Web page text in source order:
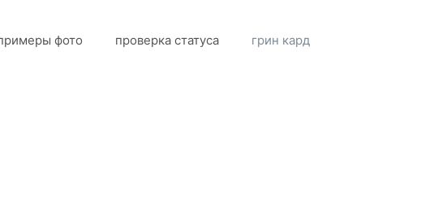
фото проверка статуса грин кард